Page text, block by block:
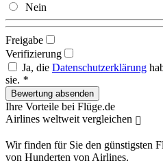
Nein
Freigabe
Verifizierung
Ja, die Datenschutzerklärung
sie. *
Ihre Vorteile bei Flüge.de
Airlines weltweit vergleichen
Wir finden für Sie den günstigsten
von Hunderten von Airlines.